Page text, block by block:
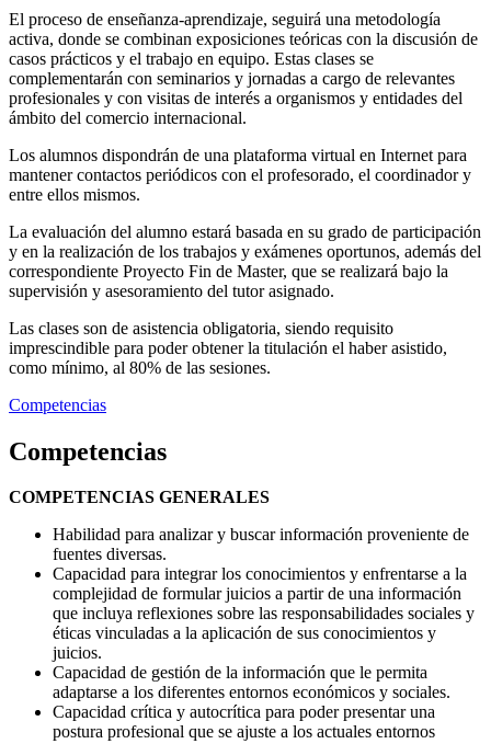
El proceso de enseñanza-aprendizaje, seguirá una metodología
activa, donde se combinan exposiciones teóricas con la discusión de
casos prácticos y el trabajo en equipo. Estas clases se
complementarán con seminarios y jornadas a cargo de relevantes
profesionales y con visitas de interés a organismos y entidades del
ámbito del comercio internacional.
Los alumnos dispondrán de una plataforma virtual en Internet para
mantener contactos periódicos con el profesorado, el coordinador y
entre ellos mismos.
La evaluación del alumno estará basada en su grado de participación
y en la realización de los trabajos y exámenes oportunos, además del
correspondiente Proyecto Fin de Master, que se realizará bajo la
supervisión y asesoramiento del tutor asignado.
Las clases son de asistencia obligatoria, siendo requisito
imprescindible para poder obtener la titulación el haber asistido,
como mínimo, al 80% de las sesiones.
Competencias
Competencias
COMPETENCIAS GENERALES
Habilidad para analizar y buscar información proveniente de
fuentes diversas.
Capacidad para integrar los conocimientos y enfrentarse a la
complejidad de formular juicios a partir de una información
que incluya reflexiones sobre las responsabilidades sociales y
éticas vinculadas a la aplicación de sus conocimientos y
juicios.
Capacidad de gestión de la información que le permita
adaptarse a los diferentes entornos económicos y sociales.
Capacidad crítica y autocrítica para poder presentar una
postura profesional que se ajuste a los actuales entornos